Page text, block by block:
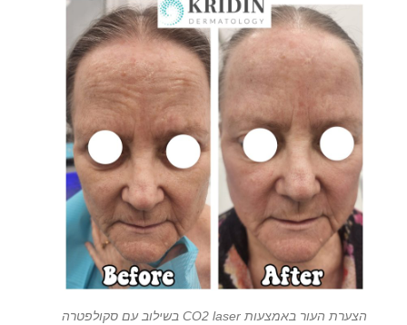
הצערת העור באמצעות CO2 laser בשילוב עם סקולפטרה